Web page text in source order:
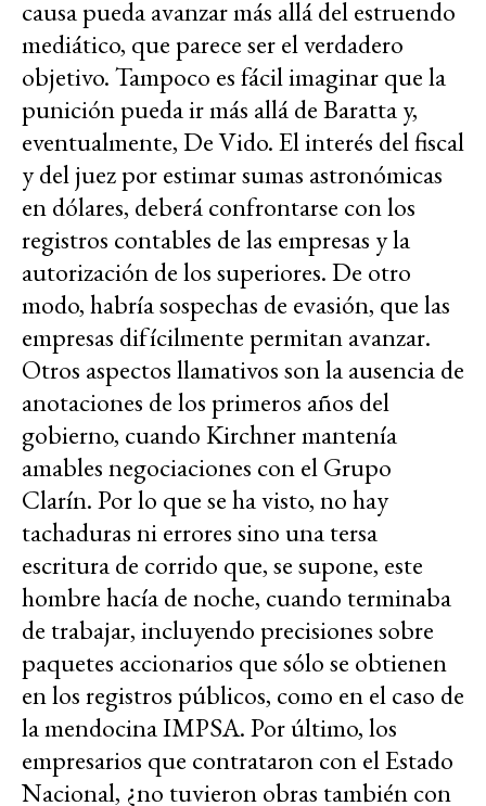
causa pueda avanzar más allá del estruendo
mediático, que parece ser el verdadero
objetivo. Tampoco es fácil imaginar que la
punición pueda ir más allá de Baratta y,
eventualmente, De Vido. El interés del fiscal
y del juez por estimar sumas astronómicas
en dólares, deberá confrontarse con los
registros contables de las empresas y la
autorización de los superiores. De otro
modo, habría sospechas de evasión, que las
empresas difícilmente permitan avanzar.
Otros aspectos llamativos son la ausencia de
anotaciones de los primeros años del
gobierno, cuando Kirchner mantenía
amables negociaciones con el Grupo
Clarín. Por lo que se ha visto, no hay
tachaduras ni errores sino una tersa
escritura de corrido que, se supone, este
hombre hacía de noche, cuando terminaba
de trabajar, incluyendo precisiones sobre
paquetes accionarios que sólo se obtienen
en los registros públicos, como en el caso de
la mendocina IMPSA. Por último, los
empresarios que contrataron con el Estado
Nacional, ¿no tuvieron obras también con